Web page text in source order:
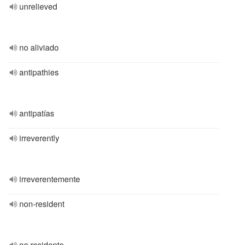
unrelieved
no aliviado
antipathies
antipatías
irreverently
irreverentemente
non-resident